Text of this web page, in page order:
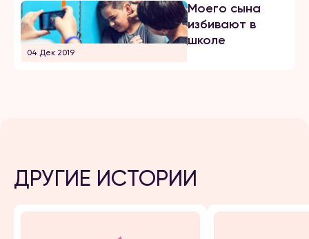
04 Дек 2019
Моего сына
избивают в
школе
ДРУГИЕ ИСТОРИИ